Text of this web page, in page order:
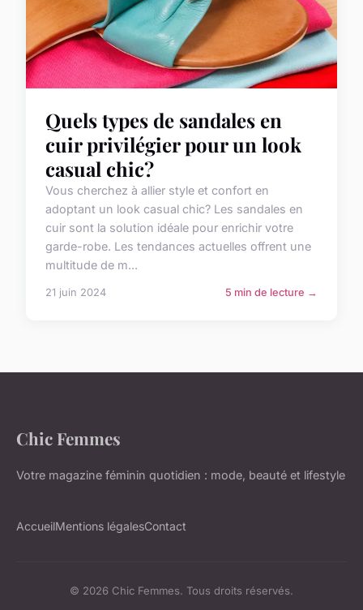
Quels types de sandales en
cuir privilégier pour un look
casual chic?
Vous cherchez à allier style et confort en
adoptant un look casual chic? Les sandales en
cuir sont la solution idéale pour enrichir votre
garde-robe. Les tendances actuelles offrent une
multitude de m...
21 juin 2024 5 min de lecture →
Chic Femmes
Votre magazine féminin quotidien : mode, beauté et lifestyle
AccueilMentions légalesContact
© 2026 Chic Femmes. Tous droits réservés.